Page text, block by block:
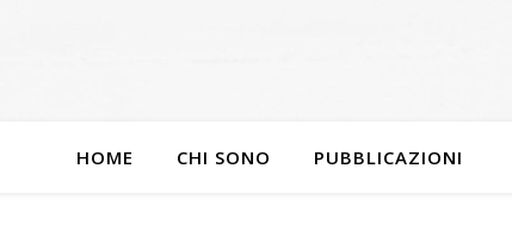
HOME CHI SONO PUBBLICAZIONI